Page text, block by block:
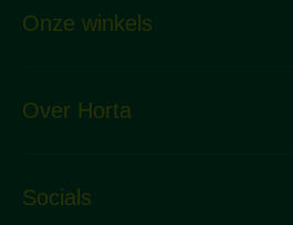
Onze winkels
Over Horta
Socials